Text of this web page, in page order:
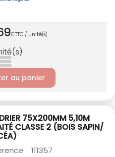
€TTC / unité(s)
au panier
75X200MM 5,10M
CLASSE 2 (BOIS SAPIN/
: 111357